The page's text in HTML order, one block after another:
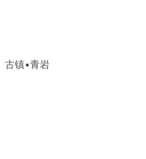
古镇•青岩